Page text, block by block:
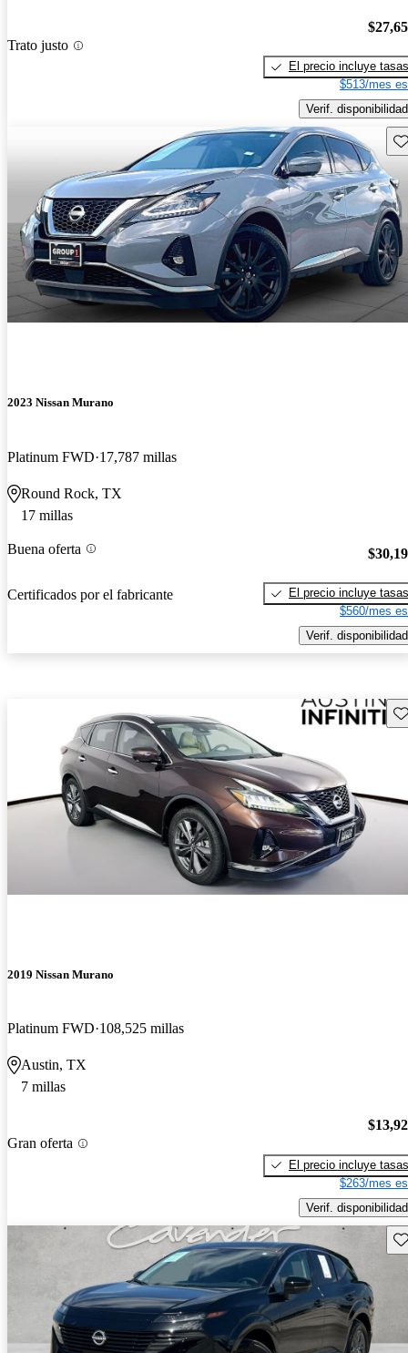
Trato justo
El precio incluye tasas
$513/mes
Verif. disponibilidad
2023 Nissan Murano
Platinum FWD 17,787 millas
Round Rock, TX
17 millas
Buena oferta
Certificados por el fabricante
El precio incluye tasas
$560/mes
Verif. disponibilidad
2019 Nissan Murano
Platinum FWD 108,525 millas
Austin, TX
7 millas
Gran oferta
El precio incluye tasas
$263/mes
Verif. disponibilidad